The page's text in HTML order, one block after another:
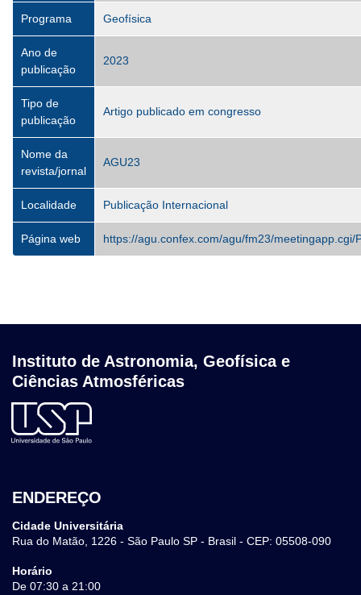
Programa Geofísica
Ano de
publicação
2023
Tipo de
publicação
Artigo publicado em congresso
Nome da
revista/jornal
AGU23
Localidade Publicação Internacional
Página web https://agu.confex.com/agu/fm23/meetingapp.cgi/
Instituto de Astronomia, Geofísica e
Ciências Atmosféricas
ENDEREÇO
Cidade Universitária
Rua do Matão, 1226 - São Paulo SP - Brasil - CEP: 05508-090
Horário
De 07:30 a 21:00